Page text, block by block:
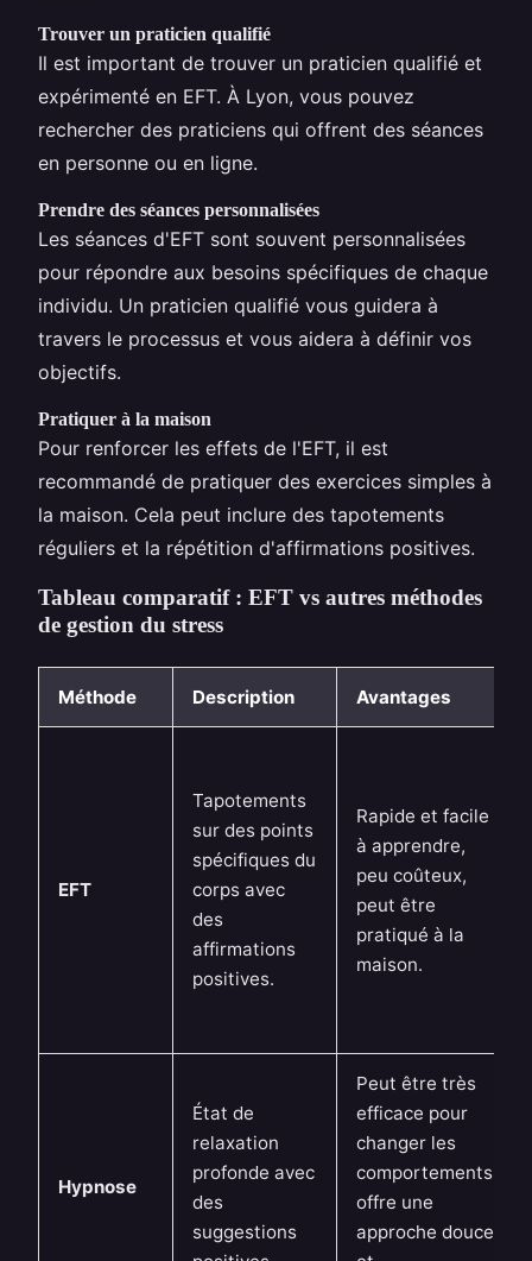
Trouver un praticien qualifié
Il est important de trouver un praticien qualifié et
expérimenté en EFT. À Lyon, vous pouvez
rechercher des praticiens qui offrent des séances
en personne ou en ligne.
Prendre des séances personnalisées
Les séances d'EFT sont souvent personnalisées
pour répondre aux besoins spécifiques de chaque
individu. Un praticien qualifié vous guidera à
travers le processus et vous aidera à définir vos
objectifs.
Pratiquer à la maison
Pour renforcer les effets de l'EFT, il est
recommandé de pratiquer des exercices simples à
la maison. Cela peut inclure des tapotements
réguliers et la répétition d'affirmations positives.
Tableau comparatif : EFT vs autres méthodes
de gestion du stress
Méthode Description Avantages
EFT
Tapotements
sur des points
spécifiques du
corps avec
des
affirmations
positives.
Rapide et facile
à apprendre,
peu coûteux,
peut être
pratiqué à la
maison.
Hypnose
État de
relaxation
profonde avec
des
suggestions
Peut être très
efficace pour
changer les
comportements,
offre une
approche douce